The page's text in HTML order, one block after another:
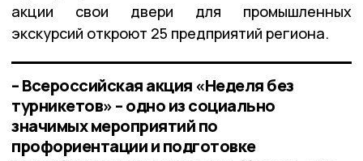
акции свои двери для промышленных
экскурсий откроют 25 предприятий региона.
– Всероссийская акция «Неделя без
турникетов» – одно из социально
значимых мероприятий по
профориентации и подготовке